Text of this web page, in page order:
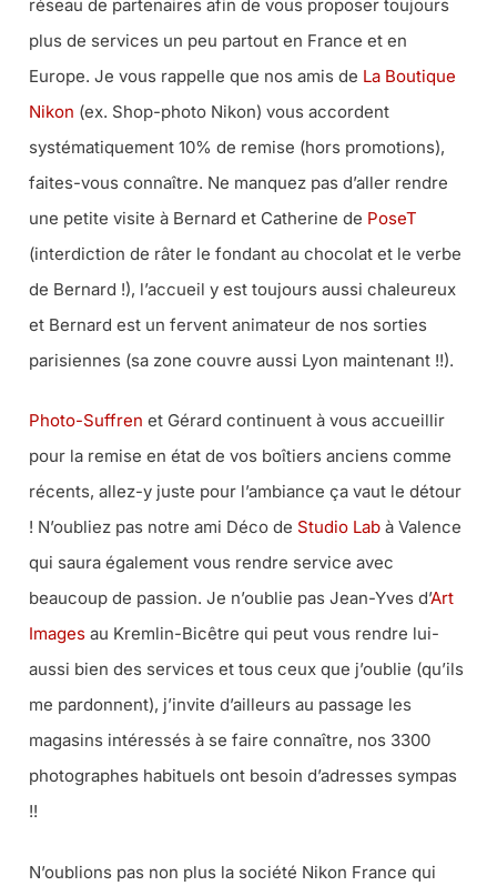
réseau de partenaires afin de vous proposer toujours
plus de services un peu partout en France et en
Europe. Je vous rappelle que nos amis de La Boutique
Nikon (ex. Shop-photo Nikon) vous accordent
systématiquement 10% de remise (hors promotions),
faites-vous connaître. Ne manquez pas d’aller rendre
une petite visite à Bernard et Catherine de PoseT
(interdiction de râter le fondant au chocolat et le verbe
de Bernard !), l’accueil y est toujours aussi chaleureux
et Bernard est un fervent animateur de nos sorties
parisiennes (sa zone couvre aussi Lyon maintenant !!).
Photo-Suffren et Gérard continuent à vous accueillir
pour la remise en état de vos boîtiers anciens comme
récents, allez-y juste pour l’ambiance ça vaut le détour
! N’oubliez pas notre ami Déco de Studio Lab à Valence
qui saura également vous rendre service avec
beaucoup de passion. Je n’oublie pas Jean-Yves d’Art
Images au Kremlin-Bicêtre qui peut vous rendre lui-
aussi bien des services et tous ceux que j’oublie (qu’ils
me pardonnent), j’invite d’ailleurs au passage les
magasins intéressés à se faire connaître, nos 3300
photographes habituels ont besoin d’adresses sympas
!!
N’oublions pas non plus la société Nikon France qui